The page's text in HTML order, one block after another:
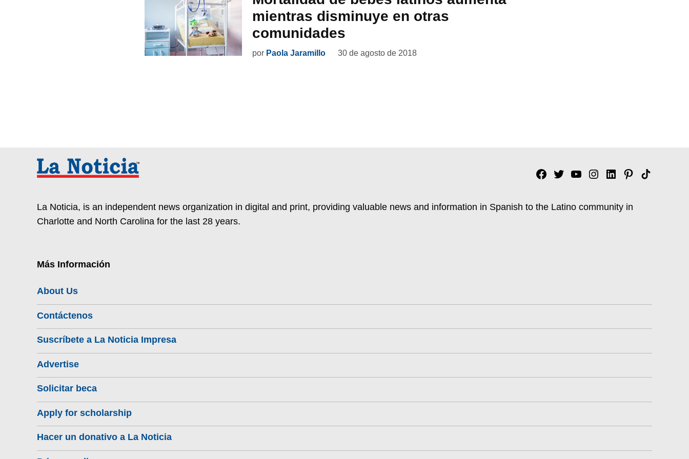
mientras disminuye en otras
comunidades
por Paola Jaramillo 30 de agosto de 2018
Facebook
TwitterYouTubeInstagram
Linkedin
Pinterest
Tik
La Noticia, is an independent news organization in digital and print, providing valuable news and information in Spanish to the Latino community in
Charlotte and North Carolina for the last 28 years.
Más Información
About Us
Contáctenos
Suscríbete a La Noticia Impresa
Advertise
Solicitar beca
Apply for scholarship
Hacer un donativo a La Noticia